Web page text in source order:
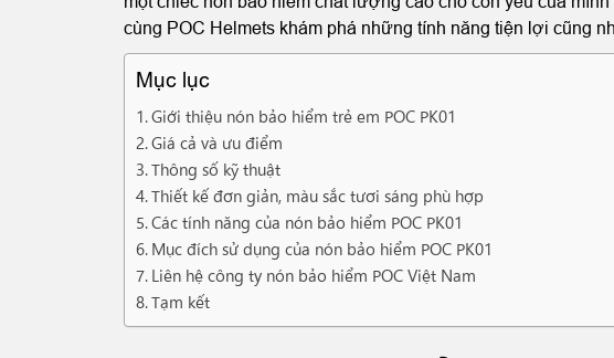
cùng POC Helmets khám phá những tính năng tiện lợi cũng
Mục lục
Giới thiệu nón bảo hiểm trẻ em POC PK01
Giá cả và ưu điểm
Thông số kỹ thuật
Thiết kế đơn giản, màu sắc tươi sáng phù hợp
Các tính năng của nón bảo hiểm POC PK01
Mục đích sử dụng của nón bảo hiểm POC PK01
Liên hệ công ty nón bảo hiểm POC Việt Nam
Tạm kết